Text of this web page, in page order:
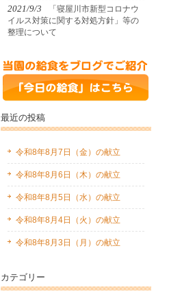
2021/9/3
「寝屋川市新型コロナウ
イルス対策に関する対処方針」等の
整理について
最近の投稿
令和8年8月7日（金）の献立
令和8年8月6日（木）の献立
令和8年8月5日（水）の献立
令和8年8月4日（火）の献立
令和8年8月3日（月）の献立
カテゴリー